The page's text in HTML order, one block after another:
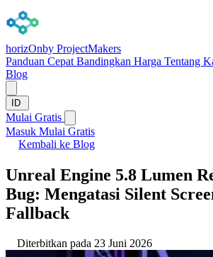
horizOnby ProjectMakers
Panduan Cepat Bandingkan Harga Tentang
Blog
ID
Mulai Gratis
Masuk Mulai Gratis
Kembali ke Blog
Unreal Engine 5.8 Lumen
Bug: Mengatasi Silent
Fallback
Diterbitkan pada 23 Juni 2026